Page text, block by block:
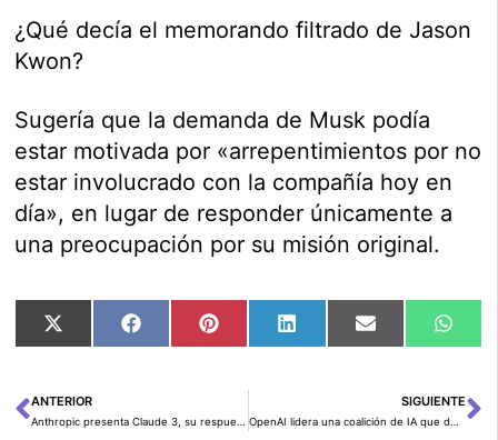
¿Qué decía el memorando filtrado de Jason
Kwon?
Sugería que la demanda de Musk podía
estar motivada por «arrepentimientos por no
estar involucrado con la compañía hoy en
día», en lugar de responder únicamente a
una preocupación por su misión original.
Compartir
en
X
Compartir
en
FacebookCompartir
en
PinterestCompartir
en
LinkedInCompartir
en
Email
en
Ant
ANTERIOR SIGUIENTE